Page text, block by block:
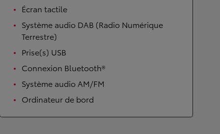
Écran tactile
Système audio DAB (Radio Numérique
Terrestre)
Prise(s) USB
Connexion Bluetooth®
Système audio AM/FM
Ordinateur de bord